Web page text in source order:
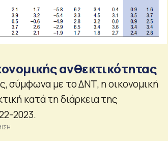
ανθεκτικότητας
σύμφωνα με το ΔΝΤ, η οικονομική
κατά τη διάρκεια της
2023.